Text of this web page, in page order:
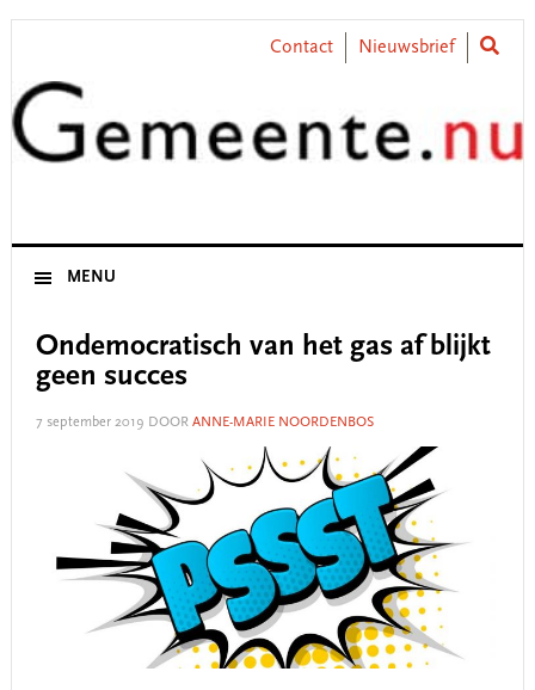
Skip
primary
navigation
Skip
content
Skip
primary
sidebar
Skip
footer
Contact Nieuwsbrief
MENU
Ondemocratisch van het gas af blijkt
geen succes
7 september 2019 DOOR ANNE-MARIE NOORDENBOS